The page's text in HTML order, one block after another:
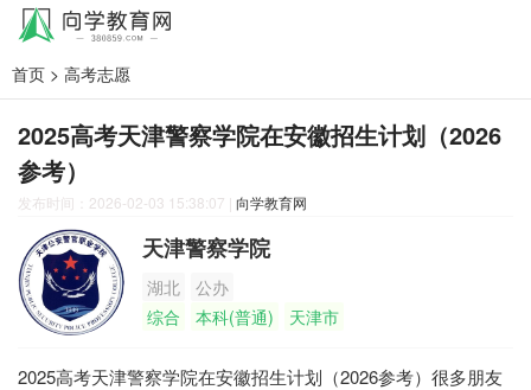
首页 > 高考志愿
2025高考天津警察学院在安徽招生计划（2026
参考）
发布时间：2026-02-03 15:38:07 | 向学教育网
天津警察学院
湖北
公办
综合
本科(普通) 天津市
2025高考天津警察学院在安徽招生计划（2026参考）很多朋友